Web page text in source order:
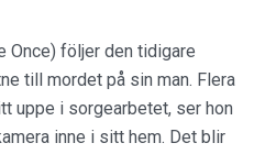
Once) följer den tidigare
till mordet på sin man. Flera
uppe i sorgearbetet, ser hon
inne i sitt hem. Det blir